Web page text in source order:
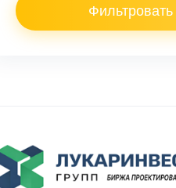
Фильтровать